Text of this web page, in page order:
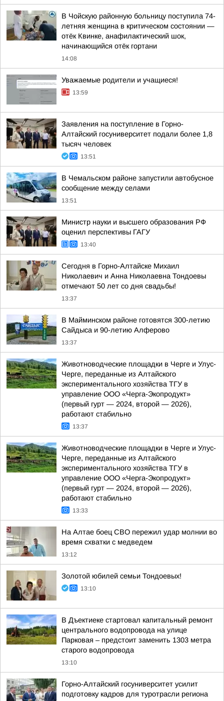
В Чойскую районную больницу поступила 74-
летняя женщина в критическом состоянии —
отёк Квинке, анафилактический шок,
начинающийся отёк гортани
14:08
Уважаемые родители и учащиеся!
13:59
Заявления на поступление в Горно-
Алтайский госуниверситет подали более 1,8
тысяч человек
13:51
В Чемальском районе запустили автобусное
сообщение между селами
13:51
Министр науки и высшего образования РФ
оценил перспективы ГАГУ
13:40
Сегодня в Горно-Алтайске Михаил
Николаевич и Анна Николаевна Тондоевы
отмечают 50 лет со дня свадьбы!
13:37
В Майминском районе готовятся 300-летию
Сайдыса и 90-летию Алферово
13:37
Животноводческие площадки в Черге и Улус-
Черге, переданные из Алтайского
экспериментального хозяйства ТГУ в
управление ООО «Черга-Экопродукт»
(первый гурт — 2024, второй — 2026),
работают стабильно
13:37
Животноводческие площадки в Черге и Улус-
Черге, переданные из Алтайского
экспериментального хозяйства ТГУ в
управление ООО «Черга-Экопродукт»
(первый гурт — 2024, второй — 2026),
работают стабильно
13:33
На Алтае боец СВО пережил удар молнии во
время схватки с медведем
13:12
Золотой юбилей семьи Тондоевых!
13:10
В Дъектиеке стартовал капитальный ремонт
центрального водопровода на улице
Парковая – предстоит заменить 1303 метра
старого водопровода
13:10
Горно-Алтайский госуниверситет усилит
подготовку кадров для туротрасли региона